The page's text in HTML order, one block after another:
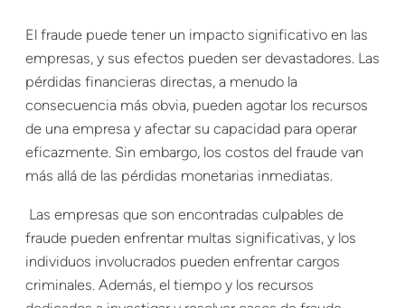
El fraude puede tener un impacto significativo en las
empresas, y sus efectos pueden ser devastadores. Las
pérdidas financieras directas, a menudo la
consecuencia más obvia, pueden agotar los recursos
de una empresa y afectar su capacidad para operar
eficazmente. Sin embargo, los costos del fraude van
más allá de las pérdidas monetarias inmediatas.
Las empresas que son encontradas culpables de
fraude pueden enfrentar multas significativas, y los
individuos involucrados pueden enfrentar cargos
criminales. Además, el tiempo y los recursos